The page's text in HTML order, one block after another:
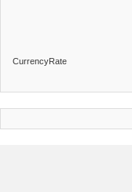
CurrencyRate